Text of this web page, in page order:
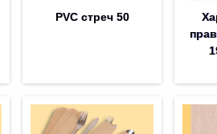
PVC стреч 50